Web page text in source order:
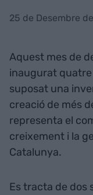
25 de Desembre
Aquest mes de
inaugurat
suposat una
creació de més
representa el
creixement i la
Catalunya.
Es tracta de dos